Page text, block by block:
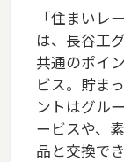
2025-06-01
本社営業セ
オープンし
却、 ご購入
い。 フリー
軽にどうぞ！
「住まいレ
は、長谷工
共通のポイ
ビス。貯ま
ントはグル
ービスや、
品と交換でき